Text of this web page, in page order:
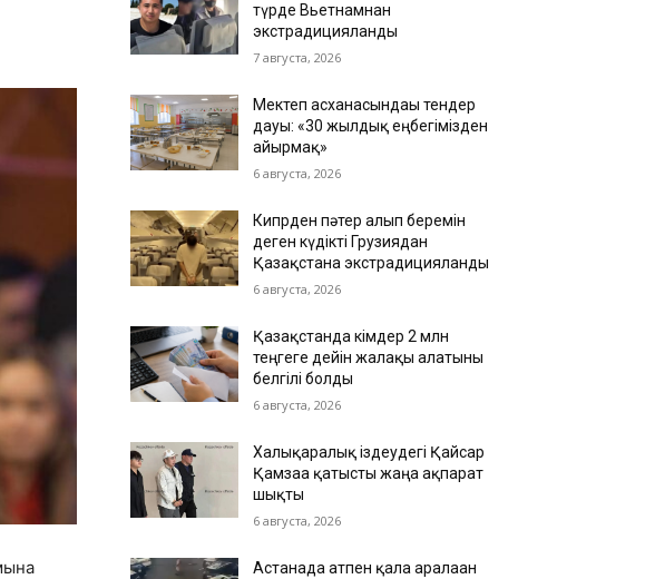
түрде Вьетнамнан
экстрадицияланды
7 августа, 2026
Мектеп асханасындағы тендер
дауы: «30 жылдық еңбегімізден
айырмақ»
6 августа, 2026
Кипрден пәтер алып беремін
деген күдікті Грузиядан
Қазақстанға экстрадицияланды
6 августа, 2026
Қазақстанда кімдер 2 млн
теңгеге дейін жалақы алатыны
белгілі болды
6 августа, 2026
Халықаралық іздеудегі Қайсар
Қамзаға қатысты жаңа ақпарат
шықты
6 августа, 2026
Астанада атпен қала аралаған